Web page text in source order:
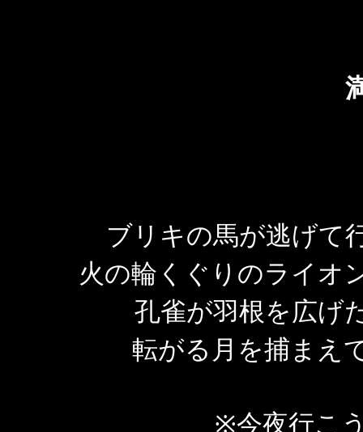
ブリキの馬が逃げ
火の輪くぐりのライ
孔雀が羽根を広げ
転がる月を捕まえ
※今夜行こ